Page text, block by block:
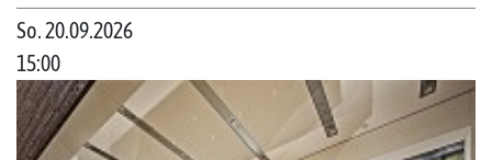
So. 20.09.2026
15:00